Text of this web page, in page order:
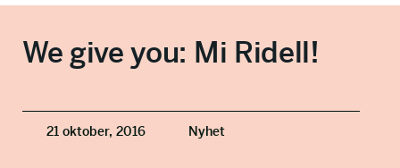
We give you: Mi Ridell!
21 oktober, 2016 Nyhet